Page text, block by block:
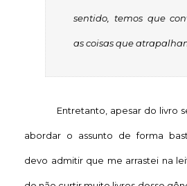
sentido, temos que
as coisas que
Entretanto, apesar do livro
abordar o assunto de forma
devo admitir que me arrastei na